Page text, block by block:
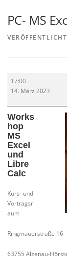
PC- MS
PC-
MS
17:00
14. März 2023
Works
hop
MS
Excel
und
Libre
Calc
Kurs- und
Vortragsr
aum
Ringmauerstraße 16
63755 Alzenau-